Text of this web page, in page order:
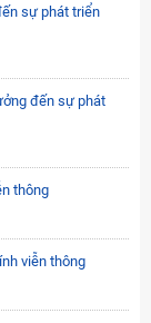
sự phát triển
đến sự phát
thông
viễn thông